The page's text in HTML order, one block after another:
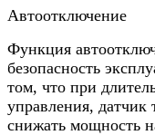
Автоотключение
Функция
безопасность
том, что при
управления, датчик
снижать мощность